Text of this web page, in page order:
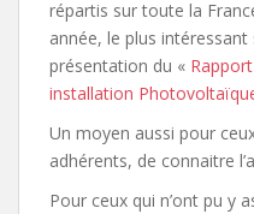
répartis sur toute la
année, le plus
présentation du «
installation
Un moyen aussi pour
adhérents, de connaitre
Pour ceux qui n’ont pu y